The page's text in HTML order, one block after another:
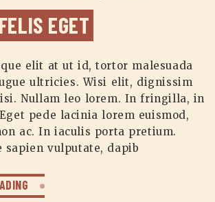
EGET
elit at ut id, tortor malesuada
ultricies. Wisi elit, dignissim
Nullam leo lorem. In fringilla, in
pede lacinia lorem euismod,
ac. In iaculis porta pretium.
sapien vulputate, dapib